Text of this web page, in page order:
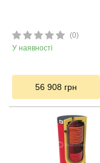
(0)
У наявності
56 908 грн